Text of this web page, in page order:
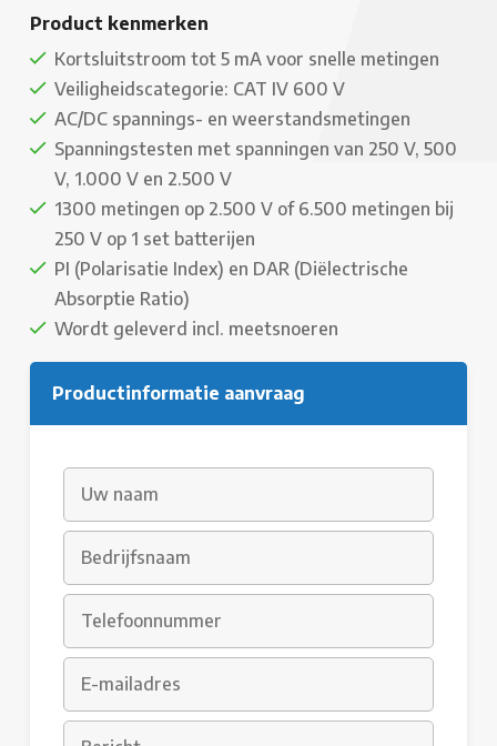
Product kenmerken
Kortsluitstroom tot 5 mA voor snelle metingen
Veiligheidscategorie: CAT IV 600 V
AC/DC spannings- en weerstandsmetingen
Spanningstesten met spanningen van 250 V, 500
V, 1.000 V en 2.500 V
1300 metingen op 2.500 V of 6.500 metingen bij
250 V op 1 set batterijen
PI (Polarisatie Index) en DAR (Diëlectrische
Absorptie Ratio)
Wordt geleverd incl. meetsnoeren
Productinformatie aanvraag